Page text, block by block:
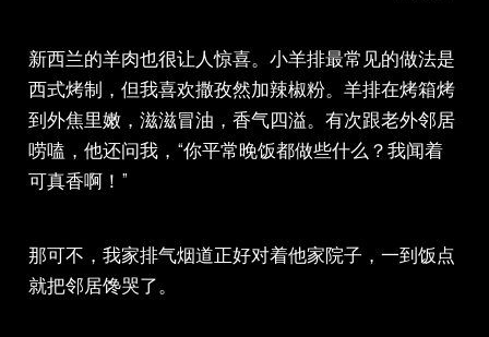
新西兰的羊肉也很让人惊喜。小羊排最常见的做法是
西式烤制，但我喜欢撒孜然加辣椒粉。羊排在烤箱烤
到外焦里嫩，滋滋冒油，香气四溢。有次跟老外邻居
唠嗑，他还问我，“你平常晚饭都做些什么？我闻着
可真香啊！”
那可不，我家排气烟道正好对着他家院子，一到饭点
就把邻居馋哭了。